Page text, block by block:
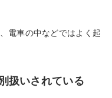
電車の中などではよく起
扱いされている